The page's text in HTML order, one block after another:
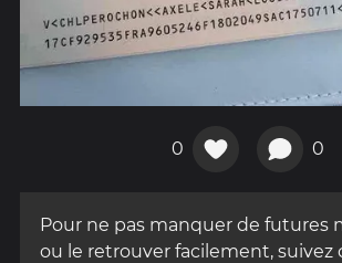
0 0
Pour ne pas manquer de futures
ou le retrouver facilement, suivez